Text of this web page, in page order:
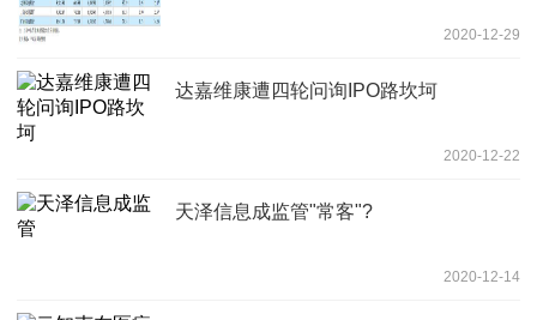
2020-12-29
达嘉维康遭四轮问询IPO路坎坷
2020-12-22
天泽信息成监管"常客"?
2020-12-14